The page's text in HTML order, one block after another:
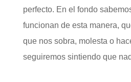
perfecto. En el fondo
funcionan de esta manera,
que nos sobra, molesta o
seguiremos sintiendo que